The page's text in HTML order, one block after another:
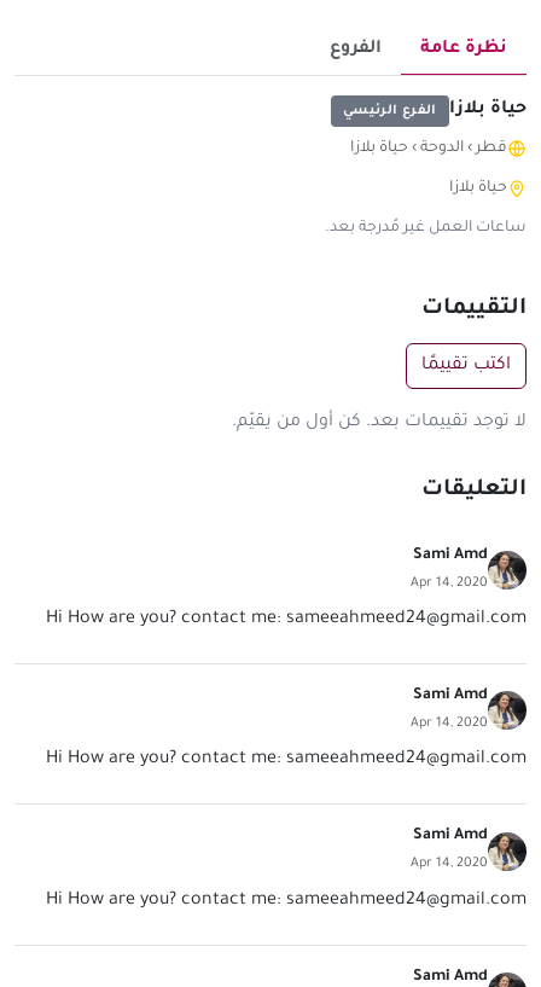
نظرة عامة الفروع
حياة بلازا الفرع الرئيسي
قطر › الدوحة › حياة بلازا
حياة بلازا
ساعات العمل غير مُدرجة بعد.
التقييمات
اكتب تقييمًا
لا توجد تقييمات بعد. كن أول من يقيّم.
التعليقات
Sami Amd
Apr 14, 2020
Hi How are you? contact me: sameeahmeed24@gmail.com
Sami Amd
Apr 14, 2020
Hi How are you? contact me: sameeahmeed24@gmail.com
Sami Amd
Apr 14, 2020
Hi How are you? contact me: sameeahmeed24@gmail.com
Sami Amd